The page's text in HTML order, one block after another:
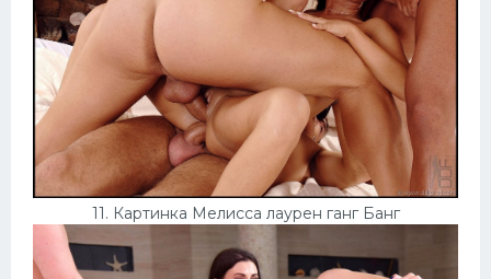
11. Картинка Мелисса лаурен ганг Банг